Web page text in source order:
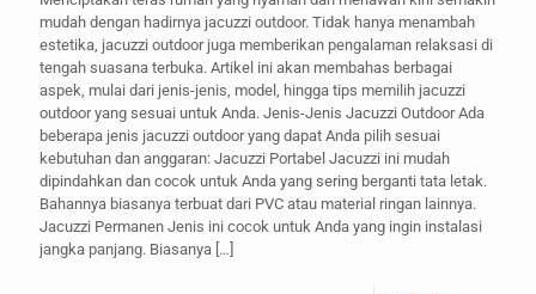
mudah dengan hadirnya jacuzzi outdoor. Tidak hanya menambah
estetika, jacuzzi outdoor juga memberikan pengalaman relaksasi di
tengah suasana terbuka. Artikel ini akan membahas berbagai
aspek, mulai dari jenis-jenis, model, hingga tips memilih jacuzzi
outdoor yang sesuai untuk Anda. Jenis-Jenis Jacuzzi Outdoor Ada
beberapa jenis jacuzzi outdoor yang dapat Anda pilih sesuai
kebutuhan dan anggaran: Jacuzzi Portabel Jacuzzi ini mudah
dipindahkan dan cocok untuk Anda yang sering berganti tata letak.
Bahannya biasanya terbuat dari PVC atau material ringan lainnya.
Jacuzzi Permanen Jenis ini cocok untuk Anda yang ingin instalasi
jangka panjang. Biasanya […]